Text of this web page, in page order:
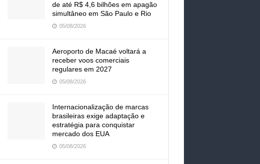
de até R$ 4,6 bilhões em apagão
simultâneo em São Paulo e Rio
05/08/2026
Aeroporto de Macaé voltará a
receber voos comerciais
regulares em 2027
05/08/2026
Internacionalização de marcas
brasileiras exige adaptação e
estratégia para conquistar
mercado dos EUA
05/08/2026